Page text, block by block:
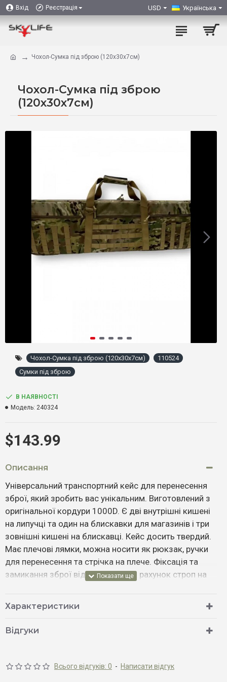
Вхід Реєстрація USD Українська
Чохол-Сумка під зброю (120x30x7см)
Чохол-Сумка під зброю
(120x30x7см)
Чохол-Сумка під зброю (120x30x7см)
110524
Сумки під зброю
Описання
Універсальний транспортний кейс для перенесення
зброї, який зробить вас унікальним. Виготовлений з
оригінальної кордури 1000D. Є дві внутрішні кишені
на липучці та один на блискавки для магазинів і три
зовнішні кишені на блискавці. Кейс досить твердий.
Має плечові лямки, можна носити як рюкзак, ручки
для перенесення та стрічка на плече. Фіксація та
замикання зброї відбувається за рахунок строп на
ваших цінних збройових систем. Це ідеальне рішення
для носіння та захисту вашої зброї. Сумка поєднує в
собі високу якість, функціональність та зручність,
ваших цінних гвинтівок.
Характеристики
Відгуки
Всього відгуків: 0 - Написати відгук
$143.99
В НАЯВНОСТІ
Модель: 240324